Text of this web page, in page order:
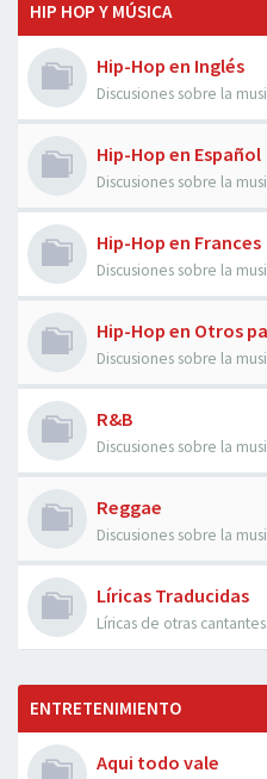
HIP HOP Y MÚSICA
Hip-Hop en Inglés
Discusiones sobre la
Hip-Hop en Español
Discusiones sobre la
Hip-Hop en Frances
Discusiones sobre la
Hip-Hop en Otros
Discusiones sobre la
R&B
Discusiones sobre la
Reggae
Discusiones sobre la
Líricas Traducidas
Líricas de otras
ENTRETENIMIENTO
Aqui todo vale